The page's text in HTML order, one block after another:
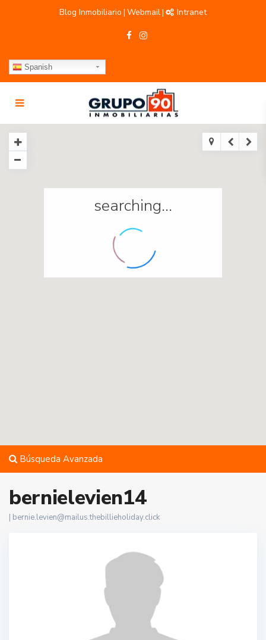
Blog Inmobiliario | Webmail| Intranet
Spanish
searching...
Búsqueda Avanzada
bernielevien14
bernie.levien@mailus.thebillieholiday.click